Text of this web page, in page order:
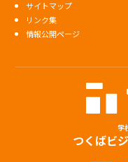
サイトマップ
リンク集
情報公開ページ
学
つくばビ